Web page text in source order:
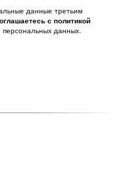
данные третьим
с политикой
данных.